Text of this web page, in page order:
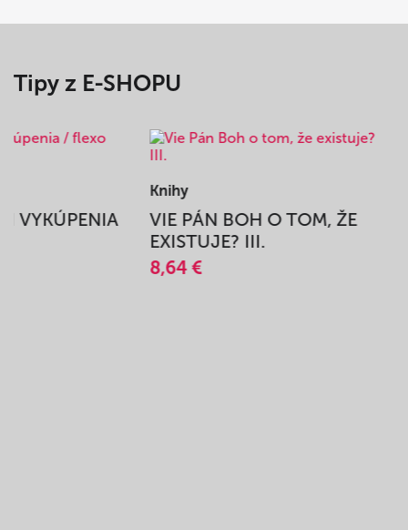
Tipy z E-SHOPU
VYKÚPENIA
Knihy
VIE PÁN BOH O TOM, ŽE
EXISTUJE? III.
8,64 €